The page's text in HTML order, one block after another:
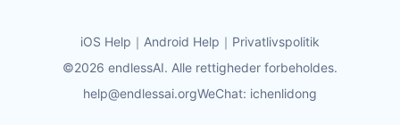
iOS Help ｜ Android Help ｜ Privatlivspolitik
©2026 endlessAI. Alle rettigheder forbeholdes.
help@endlessai.orgWeChat: ichenlidong